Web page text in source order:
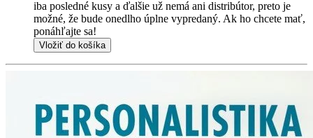
iba posledné kusy a ďalšie už nemá ani distribútor, preto je
možné, že bude onedlho úplne vypredaný. Ak ho chcete mať,
ponáhľajte sa!
Vložiť do košíka